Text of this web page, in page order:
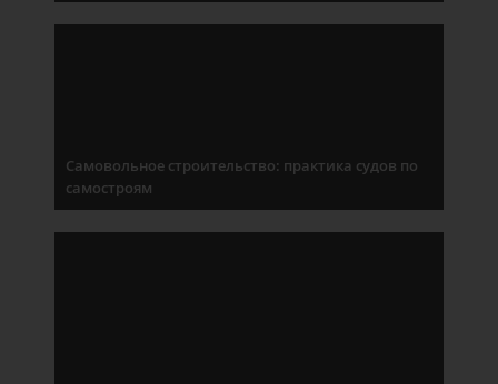
Самовольное строительство: практика судов по
самостроям